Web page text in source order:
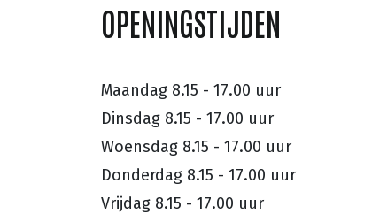
OPENINGSTIJDEN
Maandag 8.15 - 17.00 uur
Dinsdag 8.15 - 17.00 uur
Woensdag 8.15 - 17.00 uur
Donderdag 8.15 - 17.00 uur
Vrijdag 8.15 - 17.00 uur